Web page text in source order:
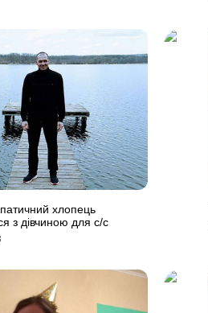
хлопець
з дівчиною для с/с